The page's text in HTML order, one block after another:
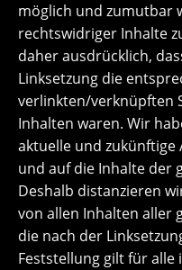
möglich und zumutbar
rechtswidriger Inhalte
daher ausdrücklich,
Linksetzung die
verlinkten/verknüpften
Inhalten waren. Wir
aktuelle und zukünftige
und auf die Inhalte der
Deshalb distanzieren
von allen Inhalten aller
die nach der
Feststellung gilt für